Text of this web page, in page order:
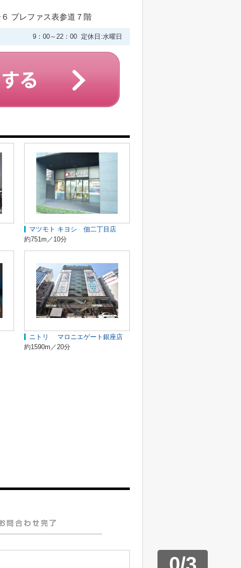
プレファス表参道７階
9：00～22：00 定休日:水曜日
マツモト キヨシ 佃二丁目店
約751m／10分
ニトリ マロニエゲート銀座店
約1590m／20分